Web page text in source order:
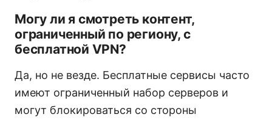
Могу ли я смотреть контент,
ограниченный по региону, с
бесплатной VPN?
Да, но не везде. Бесплатные сервисы часто
имеют ограниченный набор серверов и
могут блокироваться со стороны